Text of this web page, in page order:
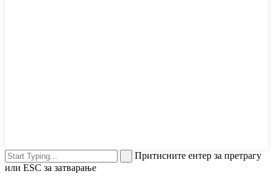
Притисните ентер за претрагу
или ESC за затварање